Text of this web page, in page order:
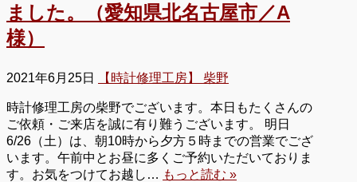
ました。（愛知県北名古屋市／A
様）
2021年6月25日 【時計修理工房】 柴野
時計修理工房の柴野でございます。本日もたくさんの
ご依頼・ご来店を誠に有り難うございます。 明日
6/26（土）は、朝10時から夕方５時までの営業でござ
います。午前中とお昼に多くご予約いただいておりま
す。お気をつけてお越し… もっと読む »